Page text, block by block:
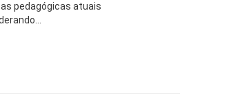
pedagógicas atuais